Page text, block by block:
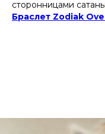
сторонницами
Браслет Zodiak